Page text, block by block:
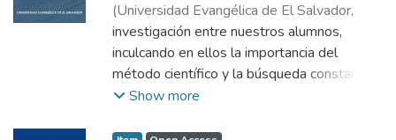
(Universidad Evangélica de El Salvador,
2022)Facultad de Medicina
investigación entre nuestros alumnos,
inculcando en ellos la importancia del
método científico y la búsqueda constante
de nuevos conocimientos, así como la
Show more